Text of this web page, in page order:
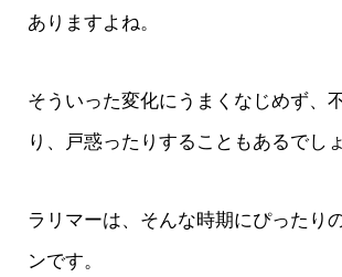
ありますよね。
そういった変化にうまくなじめず、
り、戸惑ったりすることもあるでしょ
ラリマーは、そんな時期にぴったり
ンです。